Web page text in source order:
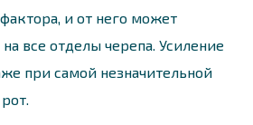
и от него может
на все отделы черепа. Усиление
при самой незначительной